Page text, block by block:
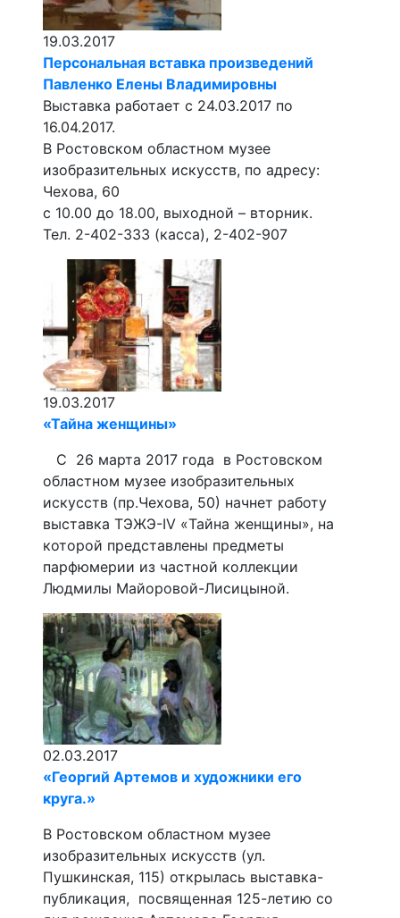
19.03.2017
Персональная вставка произведений
Павленко Елены Владимировны
Выставка работает с 24.03.2017 по
16.04.2017.
В Ростовском областном музее
изобразительных искусств, по адресу:
Чехова, 60
с 10.00 до 18.00, выходной – вторник.
Тел. 2-402-333 (касса), 2-402-907
19.03.2017
«Тайна женщины»
C 26 марта 2017 года в Ростовском
областном музее изобразительных
искусств (пр.Чехова, 50) начнет работу
выставка ТЭЖЭ-IV «Тайна женщины», на
которой представлены предметы
парфюмерии из частной коллекции
Людмилы Майоровой-Лисицыной.
02.03.2017
«Георгий Артемов и художники его
круга.»
В Ростовском областном музее
изобразительных искусств (ул.
Пушкинская, 115) открылась выставка-
публикация, посвященная 125-летию со